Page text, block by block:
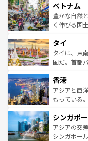
参照してほし
容にもいい
照してほし
き、地方に
できる。そ
まで、さま
リティに包
覧を参照し
ベトナム
豊かな自然
く伸びる国
急速な発展
ーチミン市
醸し出して
とつ。フォ
ひ現地で味
が旅行者を
参照してほし
タイ
タイは、東
国だ。首都
の活気が交
帯で自然と
いビーチで
激する。気
が待ってい
た文化、そ
香港
アジアと西
もっている
み、どこを
ており、効
うな絶景か
シンガポ
アジアの交
シンガポー